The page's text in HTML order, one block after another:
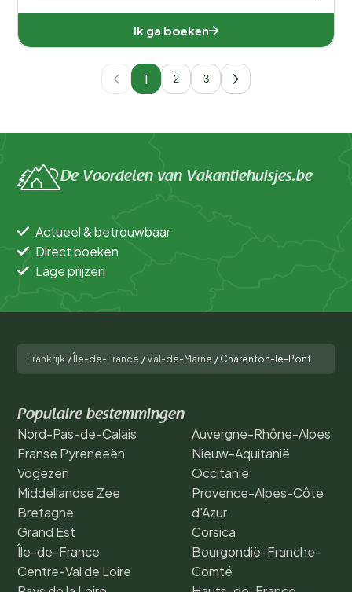
Ik ga boeken
1 2 3
De Voordelen van Vakantiehuisjes.be
Actueel & betrouwbaar
Direct boeken
Lage prijzen
Frankrijk / Île-de-France /Val-de-Marne / Charenton-le-Pont
Populaire bestemmingen
Nord-Pas-de-Calais
Franse Pyreneeën
Vogezen
Middellandse Zee
Bretagne
Grand Est
Île-de-France
Centre-Val de Loire
Auvergne-Rhône-Alpes
Nieuw-Aquitanië
Occitanië
Provence-Alpes-Côte
d'Azur
Corsica
Bourgondië-Franche-
Comté